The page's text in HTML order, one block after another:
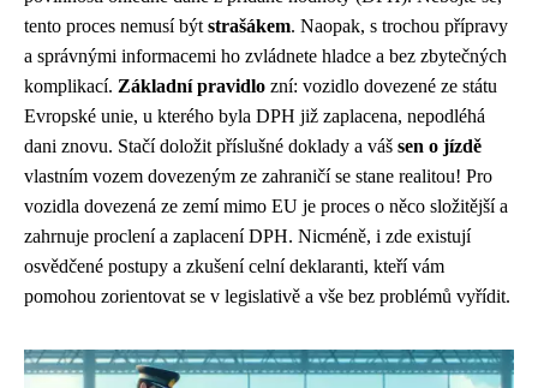
tento proces nemusí být strašákem. Naopak, s trochou přípravy
a správnými informacemi ho zvládnete hladce a bez zbytečných
komplikací. Základní pravidlo zní: vozidlo dovezené ze státu
Evropské unie, u kterého byla DPH již zaplacena, nepodléhá
dani znovu. Stačí doložit příslušné doklady a váš sen o jízdě
vlastním vozem dovezeným ze zahraničí se stane realitou! Pro
vozidla dovezená ze zemí mimo EU je proces o něco složitější a
zahrnuje proclení a zaplacení DPH. Nicméně, i zde existují
osvědčené postupy a zkušení celní deklaranti, kteří vám
pomohou zorientovat se v legislativě a vše bez problémů vyřídit.